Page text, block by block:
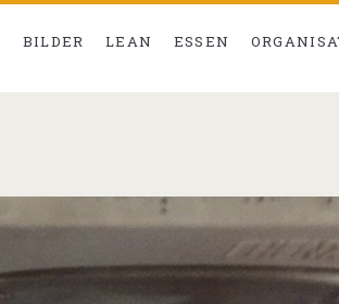
BILDER LEAN ESSEN